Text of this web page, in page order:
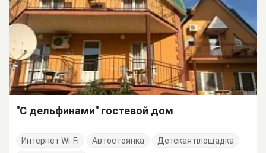
"С дельфинами" гостевой дом
Интернет Wi-Fi Автостоянка
Детская площадка